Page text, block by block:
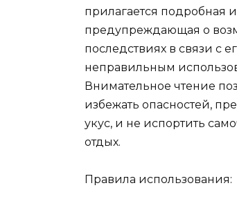
прилагается подробная
предупреждающая о
последствиях в связи с
неправильным
Внимательное чтение
избежать опасностей,
укус, и не испортить
отдых.
Правила использования: